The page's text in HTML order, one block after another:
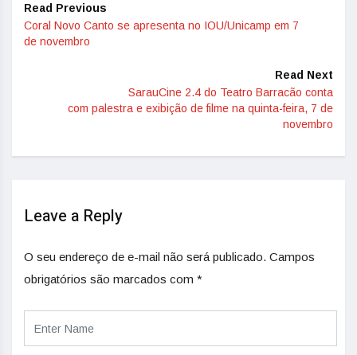
Read Previous
Coral Novo Canto se apresenta no IOU/Unicamp em 7
de novembro
Read Next
SarauCine 2.4 do Teatro Barracão conta
com palestra e exibição de filme na quinta-feira, 7 de
novembro
Leave a Reply
O seu endereço de e-mail não será publicado. Campos
obrigatórios são marcados com *